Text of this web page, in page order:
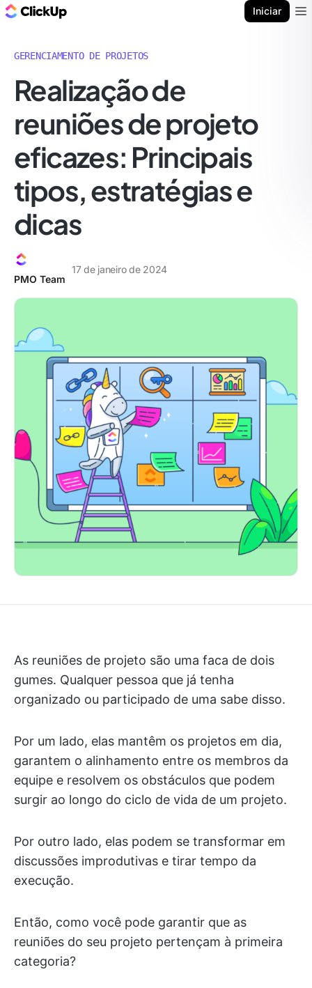
Iniciar
GERENCIAMENTO DE PROJETOS
Realização de
reuniões de projeto
eficazes: Principais
tipos, estratégias e
dicas
PMO Team
17 de janeiro de 2024
As reuniões de projeto são uma faca de dois
gumes. Qualquer pessoa que já tenha
organizado ou participado de uma sabe disso.
Por um lado, elas mantêm os projetos em dia,
garantem o alinhamento entre os membros da
equipe e resolvem os obstáculos que podem
surgir ao longo do ciclo de vida de um projeto.
Por outro lado, elas podem se transformar em
discussões improdutivas e tirar tempo da
execução.
Então, como você pode garantir que as
reuniões do seu projeto pertençam à primeira
categoria?